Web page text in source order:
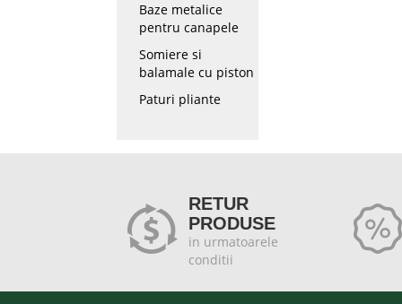
Baze metalice
pentru canapele
Somiere si
balamale cu piston
Paturi pliante
RETUR
PRODUSE
in urmatoarele
conditii